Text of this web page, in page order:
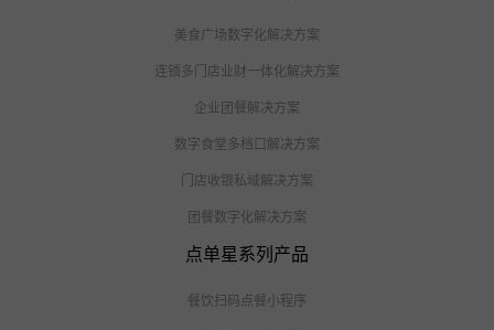
美食广场数字化解决方案
连锁多门店业财一体化解决方案
企业团餐解决方案
数字食堂多档口解决方案
门店收银私域解决方案
团餐数字化解决方案
点单星系列产品
餐饮扫码点餐小程序